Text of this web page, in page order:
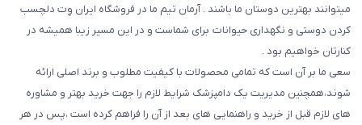
میتوانند بهترین دوستان ما باشند . آرمان تیم ما در فروشگاه ایران وِت دلچسب
کردن دوستی و نگهداری حیوانات برای شماست و در این مسیر زیبا همیشه در
کنارتان خواهیم بود .
سعی ما بر آن است که تمامی محصولات با کیفیت مطلوب و برند اصلی ارائه
شوند،همچنین مدیریت یک دامپزشک شرایط لازم را جهت خرید بهتر و مشاوره
های لازم قبل از خرید و راهنمایی های بعد از آن را فراهم کرده است ،پس در هر